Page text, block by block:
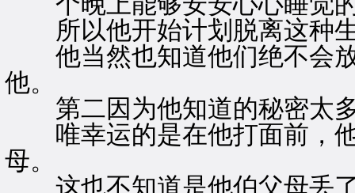
所以他开始计划脱离这种生
他当然也知道他们绝不会放
他。
第二因为他知道的秘密太
唯幸运的是在他打面前，他
母。
这也不知道是他伯父母丢了